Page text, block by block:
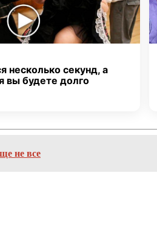
несколько секунд, а
вы будете долго
не все